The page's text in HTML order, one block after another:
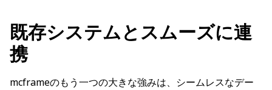
既存システムとスムーズに連
携
mcframeのもう一つの大きな強みは、シームレスなデー